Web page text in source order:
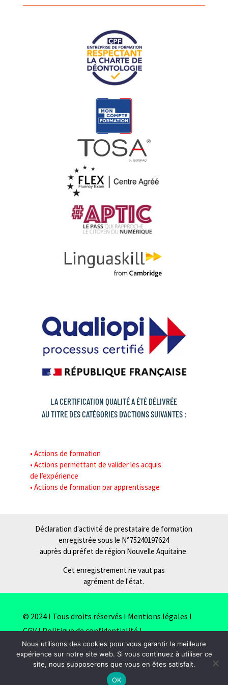
Lire plus
LA CERTIFICATION QUALITÉ A ÉTÉ DÉLIVRÉE
AU TITRE DES CATÉGORIES D’ACTIONS SUIVANTES :
• Actions de formation
• Actions permettant de valider les acquis
de l’expérience
• Actions de formation par apprentissage
Déclaration d'activité de prestataire de formation
enregistrée sous le N°75240197624
auprès du préfet de région Nouvelle Aquitaine.
Cet enregistrement ne vaut pas
agrément de l'état.
© 2024 I Tous droits réservés I Mentions légales I
CGVIPolitique de confidentialitéI
Plan du siteI Réalisation stidde.com
Nous utilisons des cookies pour vous garantir la meilleure
expérience sur notre site web. Si vous continuez à utiliser ce
site, nous supposerons que vous en êtes satisfait.
OK